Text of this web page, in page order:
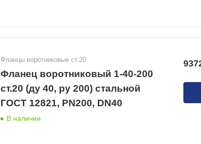
Фланцы воротниковые ст.20
Фланец воротниковый 1-40-200
ст.20 (ду 40, ру 200) стальной
ГОСТ 12821, PN200, DN40
В наличии